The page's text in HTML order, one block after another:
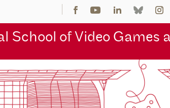
School of Video Games